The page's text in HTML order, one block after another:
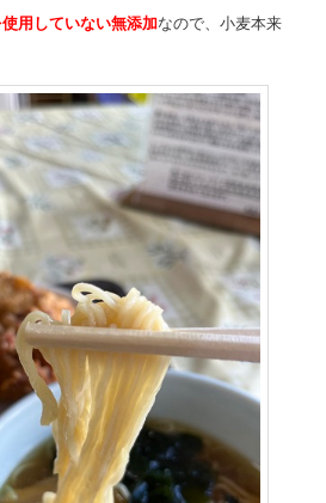
用していない無添加なので、小麦本来